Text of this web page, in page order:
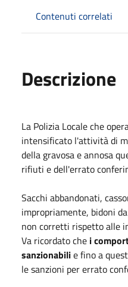
Contenuti correlati
Descrizione
La Polizia Locale che
intensificato l'attività di
della gravosa e annosa
rifiuti e dell'errato
Sacchi abbandonati,
impropriamente, bidoni
non corretti rispetto alle
Va ricordato che i
sanzionabilie fino a
le sanzioni per errato